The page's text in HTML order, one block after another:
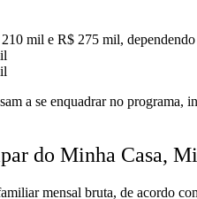
mil e R$ 275 mil,
a se enquadrar no programa,
do Minha Casa,
mensal bruta, de acordo